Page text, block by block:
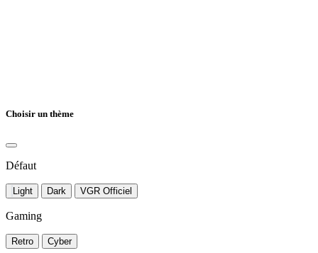
Choisir un thème
Défaut
Light Dark VGR Officiel
Gaming
Retro Cyber